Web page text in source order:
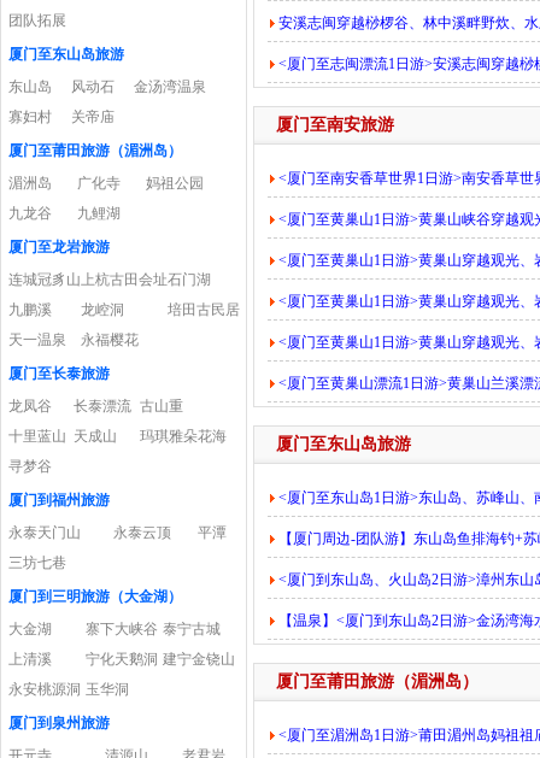
团队拓展
厦门至东山岛旅游
东山岛
风动石
金汤湾温泉
寡妇村
关帝庙
厦门至莆田旅游（湄洲岛）
湄洲岛
广化寺
妈祖公园
九龙谷
九鲤湖
厦门至龙岩旅游
连城冠豸山上杭古田会址石门湖
九鹏溪
龙崆洞
培田古民居
天一温泉
永福樱花
厦门至长泰旅游
龙凤谷
长泰漂流 古山重
十里蓝山 天成山
玛琪雅朵花海
寻梦谷
厦门到福州旅游
永泰天门山
永泰云顶
平潭
三坊七巷
厦门到三明旅游（大金湖）
大金湖
寨下大峡谷 泰宁古城
上清溪
宁化天鹅洞 建宁金铙山
永安桃源洞 玉华洞
厦门到泉州旅游
安溪志闽穿越桫椤谷、林中溪畔野炊、
<厦门至志闽漂流1日游>安溪志闽穿越桫
厦门至南安旅游
<厦门至南安香草世界1日游>南安香草世
<厦门至黄巢山1日游>黄巢山峡谷穿越观
<厦门至黄巢山1日游>黄巢山穿越观光、
<厦门至黄巢山1日游>黄巢山穿越观光、
<厦门至黄巢山1日游>黄巢山穿越观光、
<厦门至黄巢山漂流1日游>黄巢山兰溪漂
厦门至东山岛旅游
<厦门至东山岛1日游>东山岛、苏峰山、
【厦门周边-团队游】东山岛鱼排海钓+
<厦门到东山岛、火山岛2日游>漳州东山
【温泉】<厦门到东山岛2日游>金汤湾
厦门至莆田旅游（湄洲岛）
<厦门至湄洲岛1日游>莆田湄州岛妈祖祖